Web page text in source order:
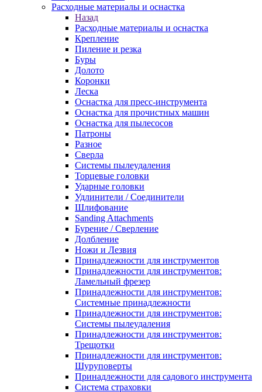
Расходные материалы и оснастка
Назад
Расходные материалы и оснастка
Крепление
Пиление и резка
Буры
Долото
Коронки
Леска
Оснастка для пресс-инструмента
Оснастка для прочистных машин
Оснастка для пылесосов
Патроны
Разное
Сверла
Системы пылеудаления
Торцевые головки
Ударные головки
Удлинители / Соединители
Шлифование
Sanding Attachments
Бурение / Сверление
Долбление
Ножи и Лезвия
Принадлежности для инструментов
Принадлежности для инструментов:
Ламельный фрезер
Принадлежности для инструментов:
Системные принадлежности
Принадлежности для инструментов:
Системы пылеудаления
Принадлежности для инструментов:
Трещотки
Принадлежности для инструментов:
Шуруповерты
Принадлежности для садового инструмента
Система страховки